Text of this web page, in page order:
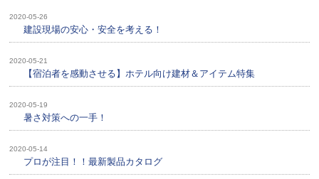
2020-05-26
建設現場の安心・安全を考える！
2020-05-21
【宿泊者を感動させる】ホテル向け建材＆アイテム特集
2020-05-19
暑さ対策への一手！
2020-05-14
プロが注目！！最新製品カタログ